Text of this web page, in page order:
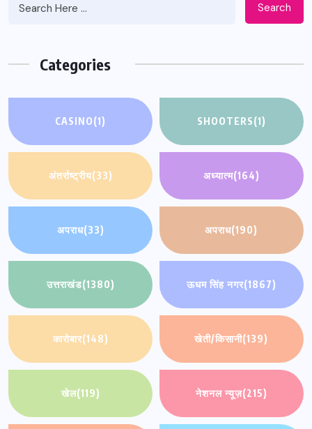
Search
Categories
CASINO(1) SHOOTERS(1)
अंतर्राष्ट्रीय(33) अध्यात्म(164)
अपराध(33) अपराध(190)
उत्तराखंड(1380) ऊधम सिंह नगर(1867)
कारोबार(148) खेती/किसानी(139)
खेल(119) नेशनल न्यूज़(215)